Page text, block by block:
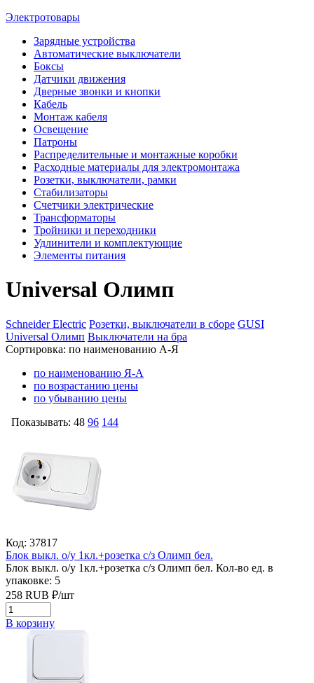
Электротовары
Зарядные устройства
Автоматические выключатели
Боксы
Датчики движения
Дверные звонки и кнопки
Кабель
Монтаж кабеля
Освещение
Патроны
Распределительные и монтажные коробки
Расходные материалы для электромонтажа
Розетки, выключатели, рамки
Стабилизаторы
Счетчики электрические
Трансформаторы
Тройники и переходники
Удлинители и комплектующие
Элементы питания
Universal Олимп
Schneider Electric Розетки, выключатели в сборе GUSI
Universal Олимп Выключатели на бра
Сортировка: по наименованию А-Я
по наименованию Я-А
по возрастанию цены
по убыванию цены
Показывать: 48 96 144
Код: 37817
Блок выкл. о/у 1кл.+розетка с/з Олимп бел.
Блок выкл. о/у 1кл.+розетка с/з Олимп бел. Кол-во ед. в
упаковке: 5
258 RUB ₽/шт
В корзину